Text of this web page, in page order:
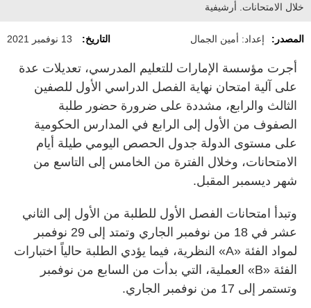
خلال الامتحانات. أرشيفية
المصدر: إعداد: أمين الجمال التاريخ: 13 نوفمبر 2021
أجرت مؤسسة الإمارات للتعليم المدرسي، تعديلات عدة
على آلية امتحان نهاية الفصل الدراسي الأول للصفين
الثالث والرابع، مشددة على ضرورة حضور طلبة
الصفوف من الأول إلى الرابع في المدارس الحكومية
على مستوى الدولة جدول الحصص اليومي طيلة أيام
الامتحانات، وخلال الفترة من الخامس إلى التاسع من
شهر ديسمبر المقبل.
وتبدأ امتحانات الفصل الأول للطلبة من الأول إلى الثاني
عشر في 18 من نوفمبر الجاري وتمتد إلى 29 نوفمبر
لمواد الفئة «A» النظرية، فيما يؤدي الطلبة حالياً اختبارات
الفئة «B» العملية، التي بدأت من السابع من نوفمبر
وتستمر إلى 17 من نوفمبر الجاري.